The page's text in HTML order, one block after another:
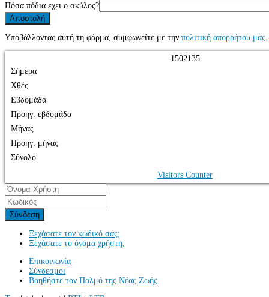
Πόσα πόδια εχει ο σκύλος?
Υποβάλλοντας αυτή τη φόρμα, συμφωνείτε με την πολιτική απορρήτου μας.
1 5021 35
Σήμερα
Χθές
Εβδομάδα
Προηγ. εβδομάδα
Μήνας
Προηγ. μήνας
Σύνολο
Visitors Counter
Σύνδεση
Ξεχάσατε τον κωδικό σας;
Ξεχάσατε το όνομα χρήστη;
Επικοινωνία
Σύνδεσμοι
Βοηθήστε τον Παλμό της Νέας Ζωής